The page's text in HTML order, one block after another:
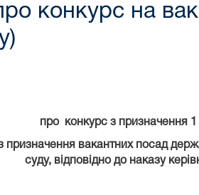
конкурс на
про конкурс з призначення 1
вакантних посад
суду, відповідно до наказу